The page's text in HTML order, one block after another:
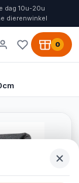
dag 10u-20u
dierenwinkel
0